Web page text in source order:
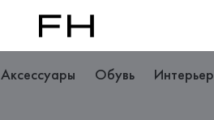
Аксессуары Обувь Интерьер